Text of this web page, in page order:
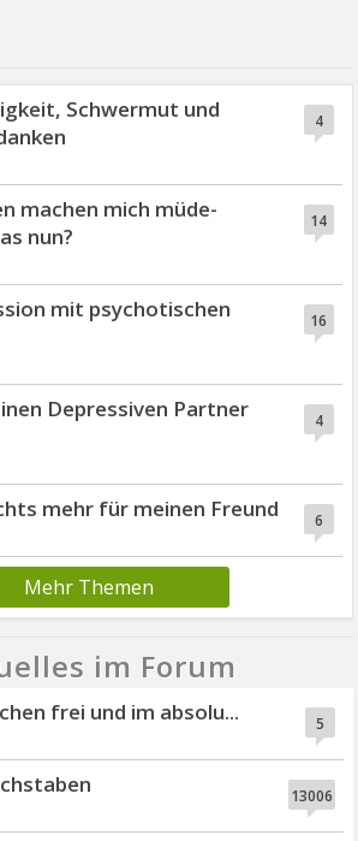
4
Schwermut und
14
machen mich müde-
nun?
16
mit psychotischen
4
Depressiven Partner
6
mehr für meinen Freund
Mehr Themen
im Forum
5
frei und im absolu...
13006